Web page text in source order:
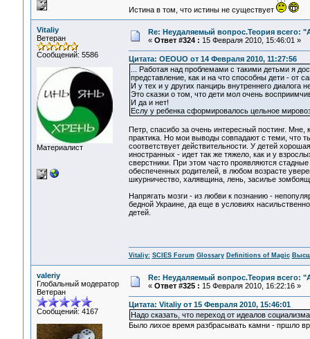
Истина в том, что истины не существует
Vitaliy
Ветеран
Сообщений: 5586
Материалист
Re: Неудаляемый вопрос.Теория всего:
« Ответ #324 : 15 Февраля 2010, 15:46:01 »
Цитата: OEOUO от 14 Февраля 2010, 11:27:56
... Работая над проблемами с такими детьми я
представление, как и на что способны дети - от
И у тех и у других панцирь внутреннего диалога
Это сказки о том, что дети мол очень
И да и нет!
Еслу у ребенка сформировалось цельное
Петр, спасибо за очень интересный постинг.
практика. Но мои выводы совпадают с теми, что
соответствует действительности. У детей
иностранных - идет так же тяжело, как и у
сверстники. При этом часто проявляются
обеспеченных родителей, в любом возрасте
шкурничество, халявщина, лень, засилье
Напрягать мозги - из любви к познанию -
бедной Украине, да еще в условиях
детей.
Vitaliy: SCIES Forum Glossary Definitions of Magic
valeriy
Глобальный модератор
Ветеран
Сообщений: 4167
Re: Неудаляемый вопрос.Теория всего:
« Ответ #325 : 15 Февраля 2010, 16:22:16 »
Цитата: Vitaliy от 15 Февраля 2010, 15:46:01
Надо сказать, что переход от идеалов
Было лихое время разбрасывать камни - пршло